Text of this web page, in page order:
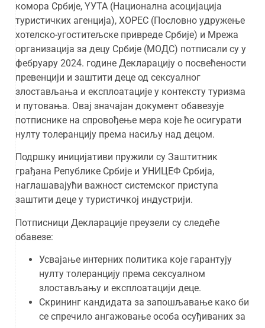
комора Србије, YУТА (Национална асоцијација
туристичких агенција), ХОРЕС (Пословно удружење
хотелско-угоститељске привреде Србије) и Мрежа
организација за децу Србије (МОДС) потписали су у
фебруару 2024. године Декларацију о посвећености
превенцији и заштити деце од сексуалног
злостављања и експлоатације у контексту туризма
и путовања. Овај значајан документ обавезује
потписнике на спровођење мера које ће осигурати
нулту толеранцију према насиљу над децом.
Подршку иницијативи пружили су Заштитник
грађана Републике Србије и УНИЦЕФ Србија,
наглашавајући важност системског приступа
заштити деце у туристичкој индустрији.
Потписници Декларације преузели су следеће
обавезе:
Усвајање интерних политика које гарантују
нулту толеранцију према сексуалном
злостављању и експлоатацији деце.
Скрининг кандидата за запошљавање како би
се спречило ангажовање особа осуђиваних за